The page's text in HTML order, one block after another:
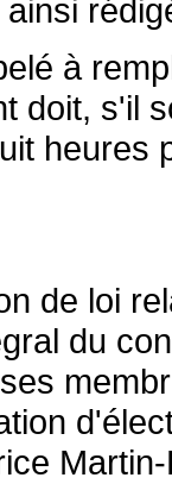
à
doit, s'il
heures
de loi
du